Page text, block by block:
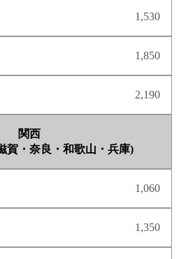
1,530
1,850
2,190
関西
賀・奈良・和歌山・兵庫)
1,060
1,350